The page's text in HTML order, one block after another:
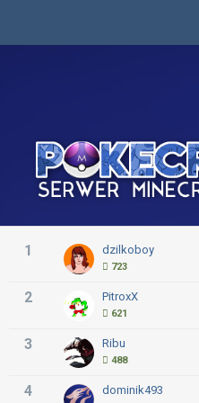
1 dzilkoboy
723
2 PitroxX
621
3 Ribu
488
4 dominik493